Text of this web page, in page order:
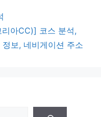
아CC)] 코스 분석,
보, 네비게이션 주소